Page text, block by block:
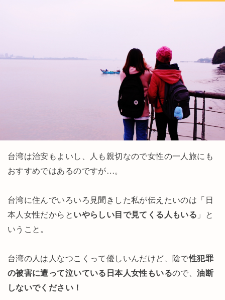
台湾は治安もよいし、人も親切なので女性の一人旅にも
おすすめではあるのですが…。
台湾に住んでいろいろ見聞きした私が伝えたいのは「日
本人女性だからといやらしい目で見てくる人もいる 」と
いうこと。
台湾の人は人なつこくって優しいんだけど、陰で性犯罪
の被害に遭って泣いている日本人女性もいるので、油断
しないでください！